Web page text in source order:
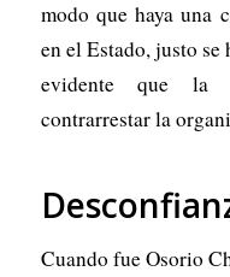
modo que haya una
en el Estado, justo
evidente que la
contrarrestar la
Cuando fue Osorio